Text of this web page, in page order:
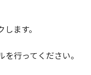
BY APPLICABLE
AND
THE SOFTWARE OR
ます。
行ってください。